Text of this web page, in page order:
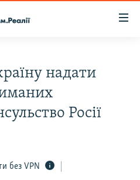
надати
Росії
без VPN